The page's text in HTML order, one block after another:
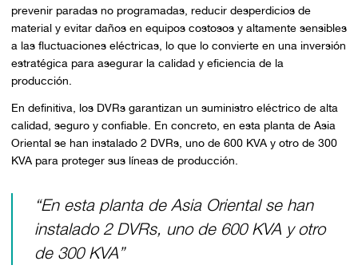
prevenir paradas no programadas, reducir desperdicios de
material y evitar daños en equipos costosos y altamente sensibles
a las fluctuaciones eléctricas, lo que lo convierte en una inversión
estratégica para asegurar la calidad y eficiencia de la
producción.
En definitiva, los DVRs garantizan un suministro eléctrico de alta
calidad, seguro y confiable. En concreto, en esta planta de Asia
Oriental se han instalado 2 DVRs, uno de 600 KVA y otro de 300
KVA para proteger sus líneas de producción.
“En esta planta de Asia Oriental se han
instalado 2 DVRs, uno de 600 KVA y otro
de 300 KVA”